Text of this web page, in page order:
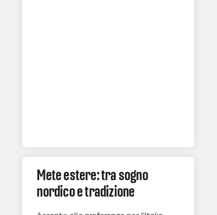
Mete estere: tra sogno
nordico e tradizione